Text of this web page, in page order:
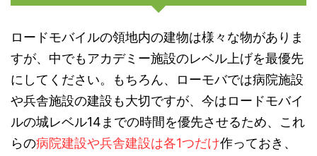
ロードモバイルの領地内の建物は様々な物がありま
すが、中でもアカデミー施設のレベル上げを最優先
にしてください。もちろん、ローモバでは病院施設
や兵舎施設の建設も大切ですが、今はロードモバイ
ルの城レベル14までの時間を優先させるため、これ
らの病院建設や兵舎建設は各1つだけ作っておき、